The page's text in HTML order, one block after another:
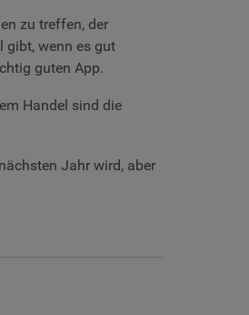
zu treffen, der
gibt, wenn es gut
guten App.
Handel sind die
Jahr wird, aber